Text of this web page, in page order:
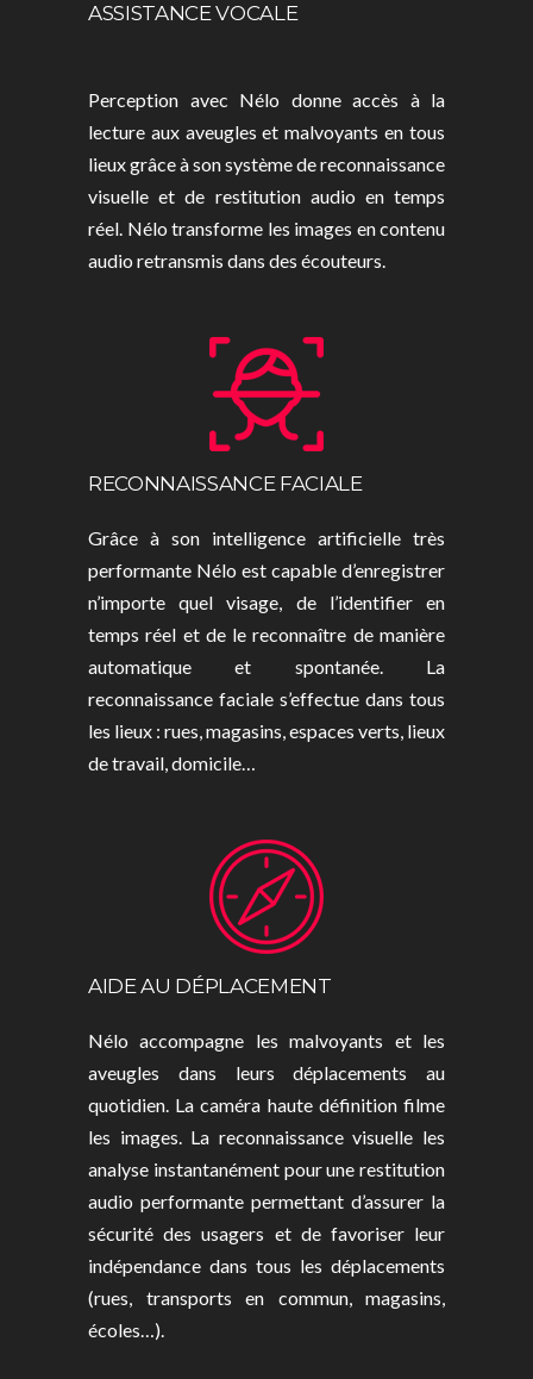
ASSISTANCE VOCALE
Perception avec Nélo donne accès à la
lecture aux aveugles et malvoyants en tous
lieux grâce à son système de reconnaissance
visuelle et de restitution audio en temps
réel. Nélo transforme les images en contenu
audio retransmis dans des écouteurs.
RECONNAISSANCE FACIALE
Grâce à son intelligence artificielle très
performante Nélo est capable d’enregistrer
n’importe quel visage, de l’identifier en
temps réel et de le reconnaître de manière
automatique et spontanée. La
reconnaissance faciale s’effectue dans tous
les lieux : rues, magasins, espaces verts, lieux
de travail, domicile…
AIDE AU DÉPLACEMENT
Nélo accompagne les malvoyants et les
aveugles dans leurs déplacements au
quotidien. La caméra haute définition filme
les images. La reconnaissance visuelle les
analyse instantanément pour une restitution
audio performante permettant d’assurer la
sécurité des usagers et de favoriser leur
indépendance dans tous les déplacements
(rues, transports en commun, magasins,
écoles…).